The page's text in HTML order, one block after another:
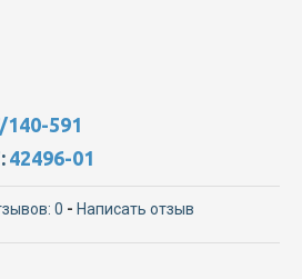
140-591
42496-01
0 - Написать отзыв